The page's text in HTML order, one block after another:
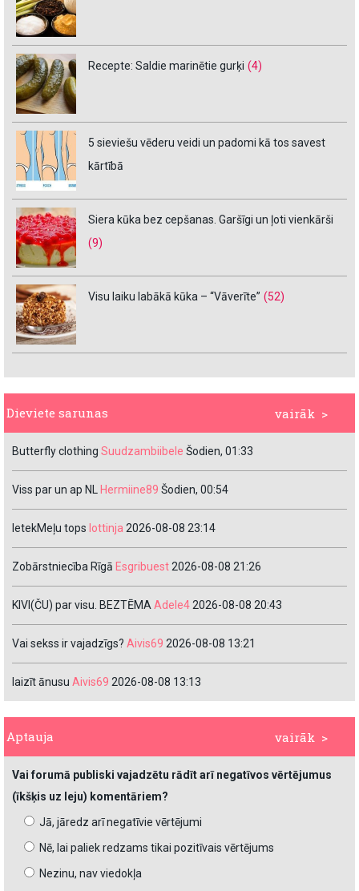
Recepte: Saldie marinētie gurķi (4)
5 sieviešu vēderu veidi un padomi kā tos savest
kārtībā
Siera kūka bez cepšanas. Garšīgi un ļoti vienkārši
(9)
Visu laiku labākā kūka – “Vāverīte” (52)
vairāk >
Dieviete sarunas
Butterfly clothing Suudzambiibele Šodien, 01:33
Viss par un ap NL Hermiine89 Šodien, 00:54
IetekMeļu tops lottinja 2026-08-08 23:14
Zobārstniecība Rīgā Esgribuest 2026-08-08 21:26
KIVI(ČU) par visu. BEZTĒMA Adele4 2026-08-08 20:43
Vai sekss ir vajadzīgs? Aivis69 2026-08-08 13:21
laizīt ānusu Aivis69 2026-08-08 13:13
vairāk >
Aptauja
Vai forumā publiski vajadzētu rādīt arī negatīvos vērtējumus
(īkšķis uz leju) komentāriem?
Jā, jāredz arī negatīvie vērtējumi
Nē, lai paliek redzams tikai pozitīvais vērtējums
Nezinu, nav viedokļa